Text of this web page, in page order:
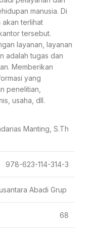
manusia. Di
akan terlihat
tersebut.
layanan, layanan
adalah tugas dan
Memberikan
yang
penelitian,
usaha, dll.
Manting, S.Th
978-623-114-314-3
Abadi Grup
68